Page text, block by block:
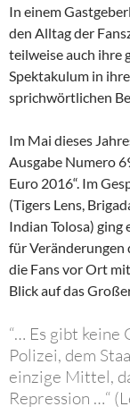
In einem
den Alltag der
teilweise auch ihre
Spektakulum in
sprichwörtlichen
Im Mai dieses
Ausgabe Numero
Euro 2016“. Im
(Tigers Lens,
Indian Tolosa) ging
für Veränderungen
die Fans vor Ort
Blick auf das
“… Es gibt keine
Polizei, dem
einzige Mittel,
Repression …“